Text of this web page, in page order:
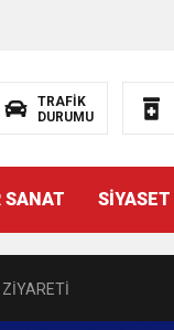
TRAFİK
DURUMU
SANAT SİYASET
ZİYARETİ